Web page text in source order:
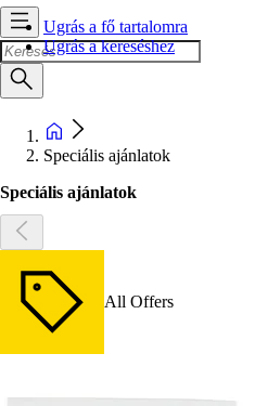
Ugrás a fő tartalomra
Ugrás a kereséshez
Speciális ajánlatok
Speciális ajánlatok
All Offers